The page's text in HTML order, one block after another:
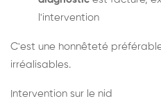
l'intervention
C'est une honnêteté
irréalisables.
Intervention sur le nid